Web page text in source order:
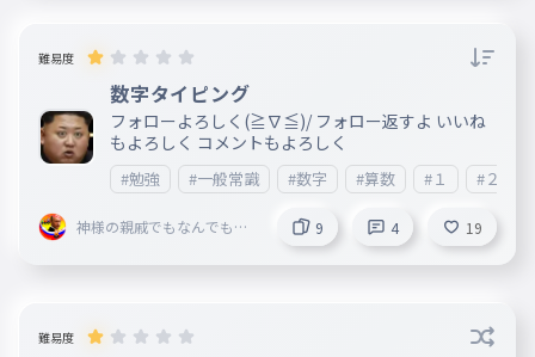
難易度
数字タイピング
フォローよろしく(≧∇≦)/ フォロー返すよ いいね
もよろしく コメントもよろしく
#勉強 #一般常識 #数字 #算数 #１ #２
神様の親戚でもなんでもな
9 4 19
難易度